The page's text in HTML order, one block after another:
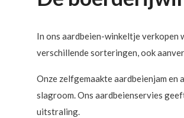
In ons aardbeien-winkeltje verkopen
verschillende sorteringen, ook
Onze zelfgemaakte aardbeienjam en
slagroom. Ons aardbeienservies
uitstraling.